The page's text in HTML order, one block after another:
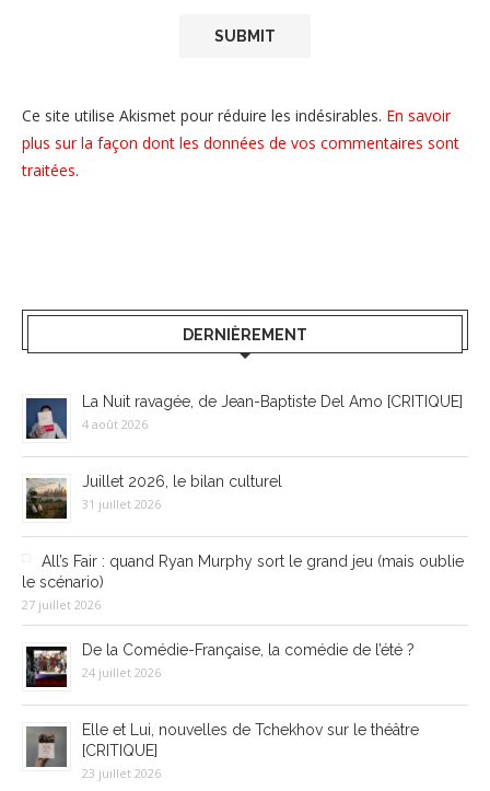
Ce site utilise Akismet pour réduire les indésirables. En savoir
plus sur la façon dont les données de vos commentaires sont
traitées.
DERNIÈREMENT
La Nuit ravagée, de Jean-Baptiste Del Amo [CRITIQUE]
4 août 2026
Juillet 2026, le bilan culturel
31 juillet 2026
All’s Fair : quand Ryan Murphy sort le grand jeu (mais oublie
le scénario)
27 juillet 2026
De la Comédie-Française, la comédie de l’été ?
24 juillet 2026
Elle et Lui, nouvelles de Tchekhov sur le théâtre
[CRITIQUE]
23 juillet 2026